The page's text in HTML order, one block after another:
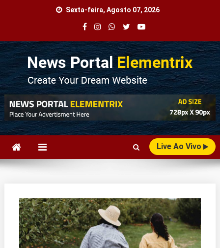
Sexta-feira, Agosto 07, 2026
Agência Web
Seu Portal de Notícias!
Live Ao Vivo